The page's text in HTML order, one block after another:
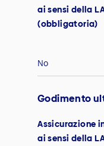
ai sensi della
(obbligatoria)
No
Godimento
Assicurazione
ai sensi della